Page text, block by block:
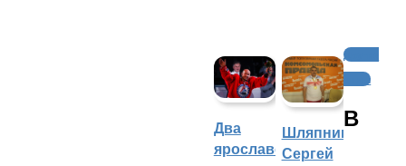
Два
ярославских
Шляпников
Сергей
Другие
виды
В